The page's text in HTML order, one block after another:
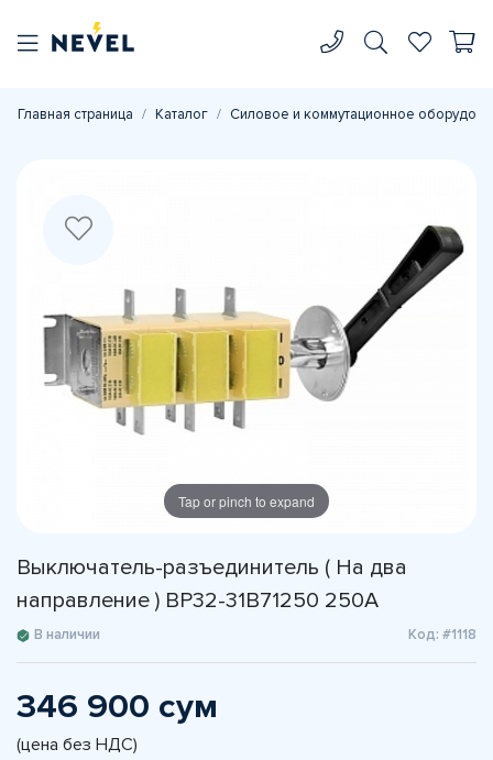
Главная страница Каталог Силовое и коммутационное
Tap or pinch to expand
Выключатель-разъединитель ( На два
направление ) ВР32-31В71250 250А
В наличии Код: #1118
346 900 сум
(цена без НДС)